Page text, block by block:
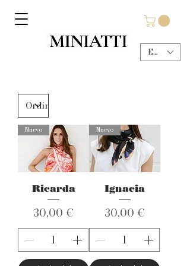
EUR (€)
Nuevo
Ricarda
Prezzo
30,00 €
Nuevo
Ignacia
Prezzo
30,00 €